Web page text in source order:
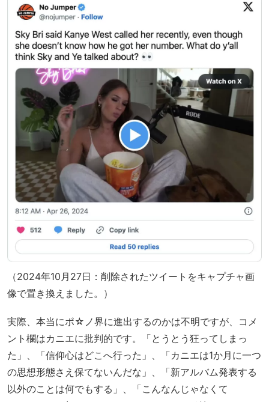
（2024年10月27日：削除されたツイートをキャプチャ画
像で置き換えました。）
実際、本当にポ☆ノ界に進出するのかは不明ですが、コメ
ント欄はカニエに批判的です。「とうとう狂ってしまっ
た」、「信仰心はどこへ行った」、「カニエは1か月に一つ
の思想形態さえ保てないんだな」、「新アルバム発表する
以外のことは何でもする」、「こんなんじゃなくて